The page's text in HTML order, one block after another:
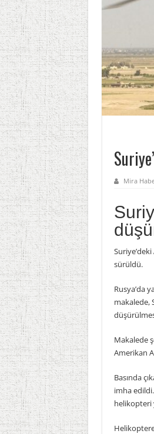
Mira
sürüldü.
Rusya’da
makalede,
Makalede
Amerikan
Basında
imha
helikopteri